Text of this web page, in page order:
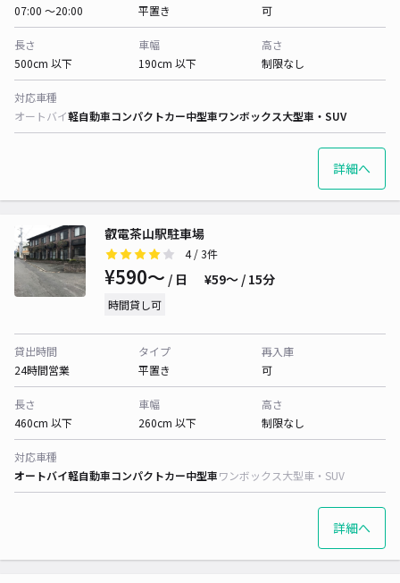
07:00 〜20:00
平置き
可
長さ
500cm 以下
車幅
190cm 以下
高さ
制限なし
対応車種
オートバイ軽自動車コンパクトカー中型車ワンボックス大型車・SUV
詳細へ
叡電茶山駅駐車場
4/ 3件
¥590〜 / 日 ¥59〜 / 15分
時間貸し可
貸出時間
24時間営業
タイプ
平置き
再入庫
可
長さ
460cm 以下
車幅
260cm 以下
高さ
制限なし
対応車種
オートバイ軽自動車コンパクトカー中型車ワンボックス大型車・SUV
詳細へ